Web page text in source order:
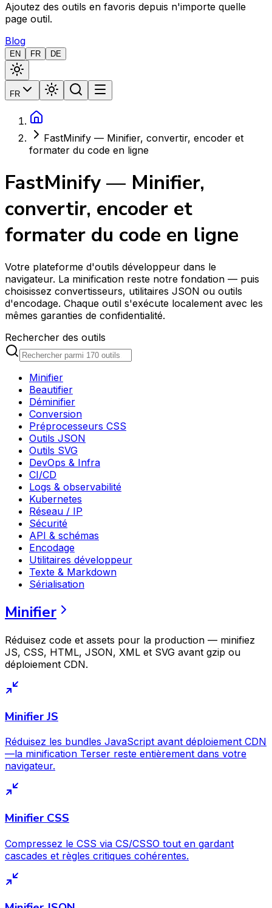
Ajoutez des outils en favoris depuis n'importe quelle
page outil.
Blog
EN FR DE
FR
FastMinify — Minifier, convertir, encoder et
formater du code en ligne
FastMinify — Minifier,
convertir, encoder et
formater du code en ligne
Votre plateforme d'outils développeur dans le
navigateur. La minification reste notre fondation — puis
choisissez convertisseurs, utilitaires JSON ou outils
d'encodage. Chaque outil s'exécute localement avec les
mêmes garanties de confidentialité.
Rechercher des outils
Minifier
Beautifier
Déminifier
Conversion
Préprocesseurs CSS
Outils JSON
Outils SVG
DevOps & Infra
CI/CD
Logs & observabilité
Kubernetes
Réseau / IP
Sécurité
API & schémas
Encodage
Utilitaires développeur
Texte & Markdown
Sérialisation
Minifier
Réduisez code et assets pour la production — minifiez
JS, CSS, HTML, JSON, XML et SVG avant gzip ou
déploiement CDN.
Minifier JS
Réduisez les bundles JavaScript avant déploiement CDN
—la minification Terser reste entièrement dans votre
navigateur.
Minifier CSS
Compressez le CSS via CS/CSSO tout en gardant
cascades et règles critiques cohérentes.